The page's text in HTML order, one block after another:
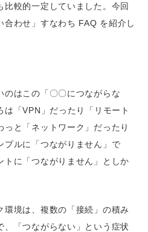
比較的一定していました。今回
合わせ」すなわち FAQ を紹介し
のはこの「〇〇につながらな
「VPN」だったり「リモート
と「ネットワーク」だったり
プルに「つながりません」で
トに「つながりません」としか
環境は、複数の「接続」の積み
、「つながらない」という症状